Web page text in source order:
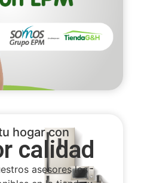
hogar con
calidad
asesores los